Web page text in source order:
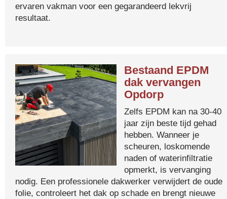
ervaren vakman voor een gegarandeerd lekvrij
resultaat.
Bestaand EPDM
dak vervangen
Opdorp
Zelfs EPDM kan na 30-40
jaar zijn beste tijd gehad
hebben. Wanneer je
scheuren, loskomende
naden of waterinfiltratie
opmerkt, is vervanging
nodig. Een professionele dakwerker verwijdert de oude
folie, controleert het dak op schade en brengt nieuwe